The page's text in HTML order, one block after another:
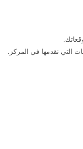
التي نقدمها في المركز.